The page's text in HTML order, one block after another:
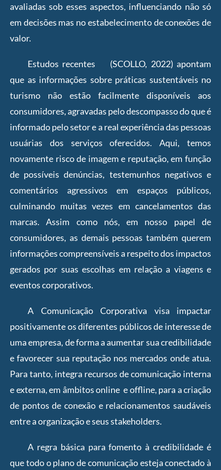
avaliadas sob esses aspectos, influenciando não só
em decisões mas no estabelecimento de conexões de
valor.
Estudos recentes (SCOLLO, 2022) apontam
que as informações sobre práticas sustentáveis no
turismo não estão facilmente disponíveis aos
consumidores, agravadas pelo descompasso do que é
informado pelo setor e a real experiência das pessoas
usuárias dos serviços oferecidos. Aqui, temos
novamente risco de imagem e reputação, em função
de possíveis denúncias, testemunhos negativos e
comentários agressivos em espaços públicos,
culminando muitas vezes em cancelamentos das
marcas. Assim como nós, em nosso papel de
consumidores, as demais pessoas também querem
informações compreensíveis a respeito dos impactos
gerados por suas escolhas em relação a viagens e
eventos corporativos.
A Comunicação Corporativa visa impactar
positivamente os diferentes públicos de interesse de
uma empresa, de forma a aumentar sua credibilidade
e favorecer sua reputação nos mercados onde atua.
Para tanto, integra recursos de comunicação interna
e externa, em âmbitos online e offline, para a criação
de pontos de conexão e relacionamentos saudáveis
entre a organização e seus stakeholders.
A regra básica para fomento à credibilidade é
que todo o plano de comunicação esteja conectado à